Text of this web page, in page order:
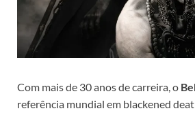
Com mais de 30 anos de carreira, o
referência mundial em blackened